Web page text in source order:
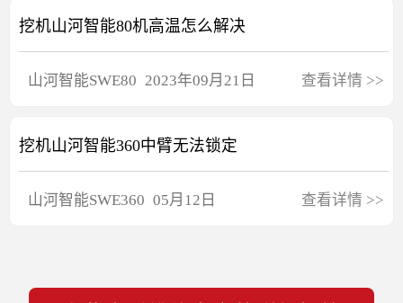
挖机山河智能80机高温怎么解决
山河智能SWE80 2023年09月21日 查看详情 >>
挖机山河智能360中臂无法锁定
山河智能SWE360 05月12日 查看详情 >>